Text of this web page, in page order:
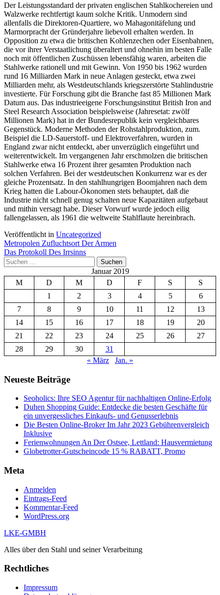
Der Leistungsstandard der privaten englischen Stahlkochereien und
Walzwerke rechtfertigt kaum solche Kritik. Unmodern sind
allenfalls die Direktoren-Quartiere, wo Mahagonitäfelung und
Marmorpracht der Gründerjahre liebevoll erhalten werden. In
Opposition zu etwa die britischen Kohlenzechen oder Eisenbahnen,
die vor ihrer Verstaatlichung überaltert und ohnehin im besten Falle
noch mit öffentlichen Zuschüssen lebensfähig waren, arbeiten die
Stahlwerke rationell und mit Gewinn. Von 1950 bis 1962 wurden
rund 16 Milliarden Mark in neue Anlagen gesteckt, etwa zwei
Milliarden mehr, als Westdeutschlands kriegszerstörte Stahlindustrie
investierte. Für Forschung gibt die Branche fast 85 Millionen Mark
Datum aus. Das industrieeigene Forschungsinstitut British Iron and
Steel Research Association beispielsweise (Jahresetat: zwölf
Millionen Mark) hat in der Bundesrepublik kein vergleichbares
Gegenstück. Moderne Methoden der Rohstahlproduktion, zum.
Beispiel die LD-Sauerstoff- und Elektroverfahren, wurden in
England zwar nicht entdeckt, aber unverzüglich eingeführt und
weiterentwickelt. Im vergangenen Jahr erschmolzen die britischen
Stahlwerke etwa 16 Prozent ihrer gesamten Produktion nach
solchen Verfahren. Bei der westdeutschen Konkurrenz war es der
gleiche Prozentsatz. In den stahlhungrigen Boomjahren nach dem
Krieg hatten die Labour-Ökonomen stets behauptet, daß die
Industrie nicht schnell genug schalten neue Kapazitäten aufgebaut
und mithin versagt habe. Dieser Vorwurf wurde jedoch eilig
fallengelassen, als 1961 die weltweite Stahlflaute hereinbrach.
Veröffentlicht in Uncategorized
Beitragsnavigation
Metropolen Zufluchtsort Der Armen
Das Protokoll Des Irrsinns
Suchen
nach:
Januar 2019
M
D M D F S
S
1
2 3 4 5
6
7
8 9 10 11 12
13
14
15 16 17 18 19
20
21
22 23 24 25 26
27
28
29 30
31
« März
Jan. »
Neueste Beiträge
Seoholics: Ihre SEO Agentur für nachhaltigen Online-Erfolg
Duhen Shopping Guide: Entdecke die besten Geschäfte für
ein unvergessliches Einkaufs- und Genusserlebnis
Die Besten Online-Broker Im Jahr 2023 Gebührenvergleich
Inklusive
Ferienwohnungen An Der Ostsee, Lettland: Hausvermietung
Globetrotter-Gutscheincode 15 % RABATT, Promo
Meta
Anmelden
Eintrags-Feed
Kommentar-Feed
WordPress.org
LKE-GMBH
Alles über den Stahl und seiner Verarbeitung
Rechtliches
Impressum